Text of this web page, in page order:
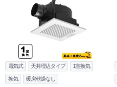
電気式 天井埋込タイプ 1室換気
換気 暖房乾燥なし